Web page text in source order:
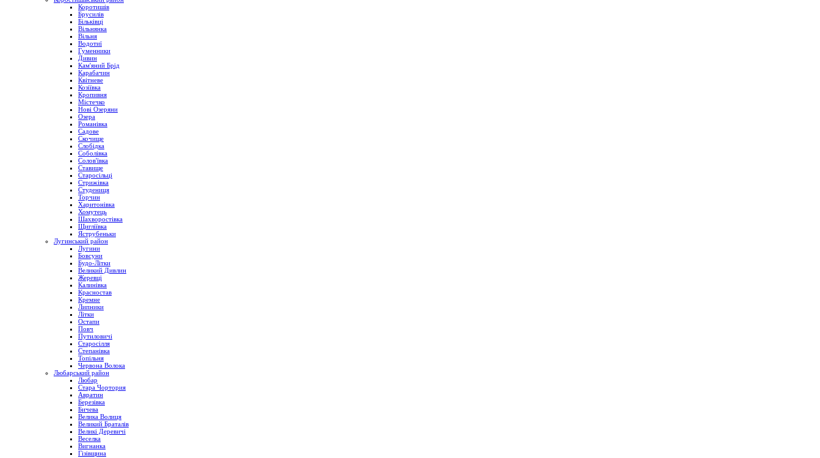
Коротишів
Брусилів
Більківці
Вільнянка
Вільня
Водотиї
Гуменники
Дивин
Кам'яний Брід
Карабачин
Квітневе
Козіївка
Кропивня
Містечко
Нові Озеряни
Озера
Романівка
Садове
Скочище
Слобідка
Соболівка
Солов'ївка
Ставище
Старосільці
Стрижівка
Студениця
Торчин
Харитонівка
Хомутець
Шахворостівка
Щигліївка
Яструбеньки
Лугинський район
Лугини
Бовсуни
Будо-Літки
Великий Дивлин
Жеревці
Калинівка
Красностав
Кремне
Липники
Літки
Остапи
Повч
Путиловичі
Старосілля
Степанівка
Топільня
Червона Волока
Любарський район
Любар
Стара Чортория
Авратин
Березівка
Бичева
Велика Волиця
Великий Браталів
Великі Деревичі
Веселка
Вигнанка
Гізівщина